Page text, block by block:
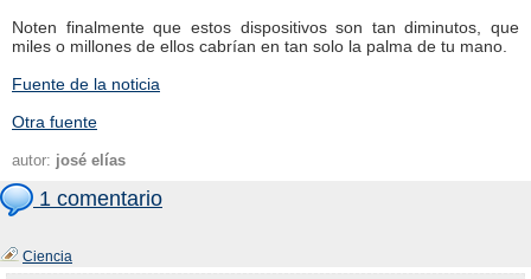
Noten finalmente que estos dispositivos son tan diminutos, que
miles o millones de ellos cabrían en tan solo la palma de tu mano.
Fuente de la noticia
Otra fuente
autor: josé elías
1 comentario
Ciencia